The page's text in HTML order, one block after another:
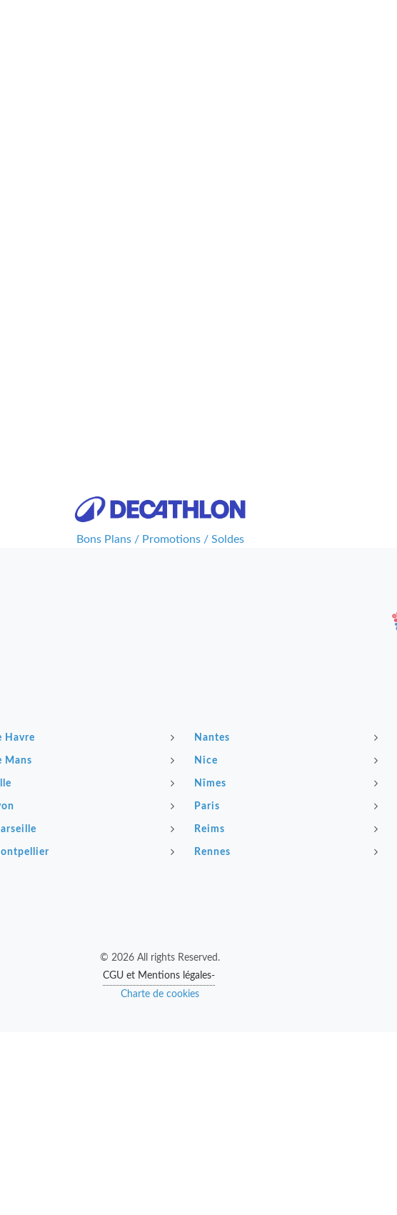
Bons Plans / Promotions / Soldes
Havre
Mans
Nantes
Nice
Nîmes
Paris
Reims
Rennes
© 2026 All rights Reserved.
CGU et Mentions légales-
Charte de cookies